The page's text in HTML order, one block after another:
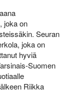
joka on
Seuran
joka on
hyviä
Suomen
Riikka